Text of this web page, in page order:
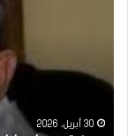
بالحقيقة…/
الشريف
30 أبريل، 2026